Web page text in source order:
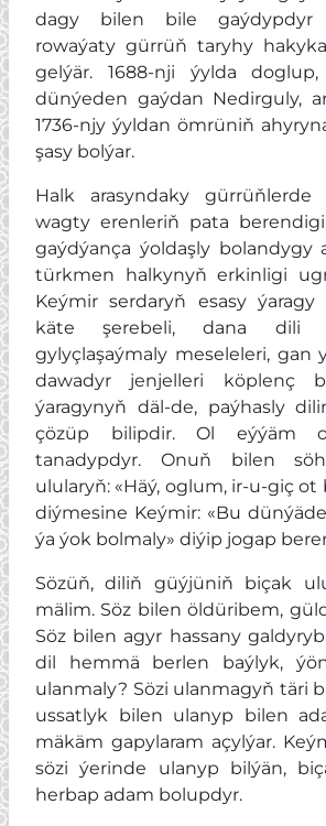
dagy bilen bile gaýdypdyr
rowaýaty gürrüň taryhy
gelýär. 1688-nji ýylda doglup,
dünýeden gaýdan Nedirguly,
1736-njy ýyldan ömrüniň
şasy bolýar.
Halk arasyndaky gürrüňlerde
wagty erenleriň pata
gaýdýança ýoldaşly bolandygy
türkmen halkynyň erkinligi
Keýmir serdaryň esasy
käte şerebeli, dana dili
gylyçlaşaýmaly meseleleri, gan
dawadyr jenjelleri köplenç
ýaragynyň däl-de, paýhasly
çözüp bilipdir. Ol eýýäm
tanadypdyr. Onuň bilen
ulularyň: «Häý, oglum, ir-u-giç ot
diýmesine Keýmir: «Bu
ýa ýok bolmaly» diýip jogap
Sözüň, diliň güýjüniň biçak
mälim. Söz bilen öldüribem,
Söz bilen agyr hassany
dil hemmä berlen baýlyk,
ulanmaly? Sözi ulanmagyň täri
ussatlyk bilen ulanyp bilen
mäkäm gapylaram açylýar.
sözi ýerinde ulanyp bilýän,
herbap adam bolupdyr.